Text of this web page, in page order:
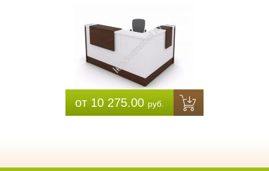
от 10 275.00 руб.